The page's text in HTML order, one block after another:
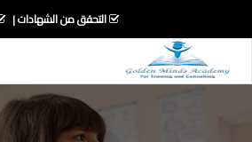
التحقق من الشهادات